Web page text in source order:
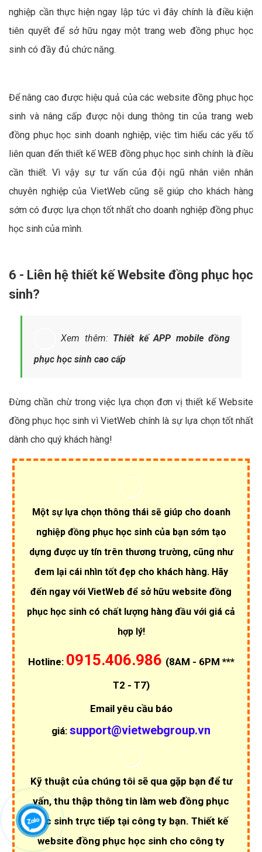
nghiệp cần thực hiện ngay lập tức vì đây chính là điều kiện
tiên quyết để sở hữu ngay một trang web đồng phục học
sinh có đầy đủ chức năng.
Để nâng cao được hiệu quả của các website đồng phục học
sinh và nâng cấp được nội dung thông tin của trang web
đồng phục học sinh doanh nghiệp, việc tìm hiểu các yếu tố
liên quan đến thiết kế WEB đồng phục học sinh chính là điều
cần thiết. Vì vậy sự tư vấn của đội ngũ nhân viên nhân
chuyên nghiệp của VietWeb cũng sẽ giúp cho khách hàng
sớm có được lựa chọn tốt nhất cho doanh nghiệp đồng phục
học sinh của mình.
6 - Liên hệ thiết kế Website đồng phục học
sinh?
Xem thêm: Thiết kế APP mobile đồng
phục học sinh cao cấp
Đừng chần chừ trong việc lựa chọn đơn vị thiết kế Website
đồng phục học sinh vì VietWeb chính là sự lựa chọn tốt nhất
dành cho quý khách hàng!
Một sự lựa chọn thông thái sẽ giúp cho doanh
nghiệp đồng phục học sinh của bạn sớm tạo
dựng được uy tín trên thương trường, cũng như
đem lại cái nhìn tốt đẹp cho khách hàng. Hãy
đến ngay với VietWeb để sở hữu website đồng
phục học sinh có chất lượng hàng đầu với giá cả
hợp lý!
Hotline: 0915.406.986 (8AM - 6PM ***
T2 - T7)
Email yêu cầu báo
giá: support@vietwebgroup.vn
Kỹ thuật của chúng tôi sẽ qua gặp bạn để tư
vấn, thu thập thông tin làm web đồng phục
học sinh trực tiếp tại công ty bạn. Thiết kế
website đồng phục học sinh cho công ty